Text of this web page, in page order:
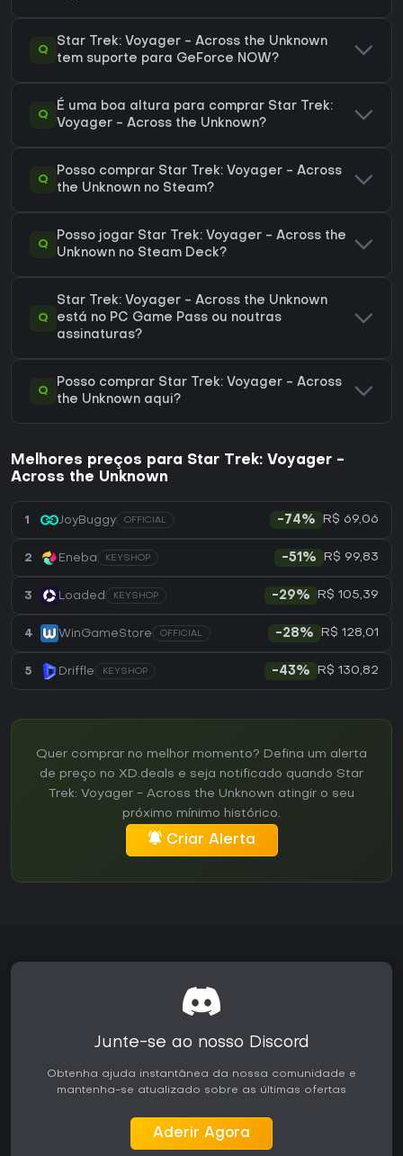
Q
Star Trek: Voyager - Across the Unknown
tem suporte para GeForce NOW?
Q
É uma boa altura para comprar Star Trek:
Voyager - Across the Unknown?
Q
Posso comprar Star Trek: Voyager - Across
the Unknown no Steam?
Q
Posso jogar Star Trek: Voyager - Across the
Unknown no Steam Deck?
Q
Star Trek: Voyager - Across the Unknown
está no PC Game Pass ou noutras
assinaturas?
Q
Posso comprar Star Trek: Voyager - Across
the Unknown aqui?
Melhores preços para Star Trek: Voyager -
Across the Unknown
1 JoyBuggy OFFICIAL -74% R$ 69,06
2 Eneba KEYSHOP -51% R$ 99,83
3 Loaded KEYSHOP -29% R$ 105,39
4 WinGameStore OFFICIAL -28% R$ 128,01
5 Driffle KEYSHOP -43% R$ 130,82
Quer comprar no melhor momento? Defina um alerta
de preço no XD.deals e seja notificado quando Star
Trek: Voyager - Across the Unknown atingir o seu
próximo mínimo histórico.
Criar Alerta
Junte-se ao nosso Discord
Obtenha ajuda instantânea da nossa comunidade e
mantenha-se atualizado sobre as últimas ofertas
Aderir Agora